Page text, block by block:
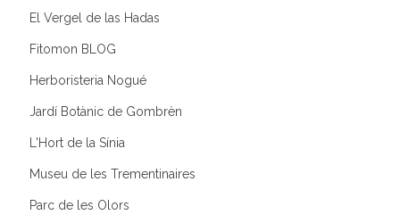
El Vergel de las Hadas
Fitomon BLOG
Herboristeria Nogué
Jardí Botànic de Gombrèn
L'Hort de la Sínia
Museu de les Trementinaires
Parc de les Olors